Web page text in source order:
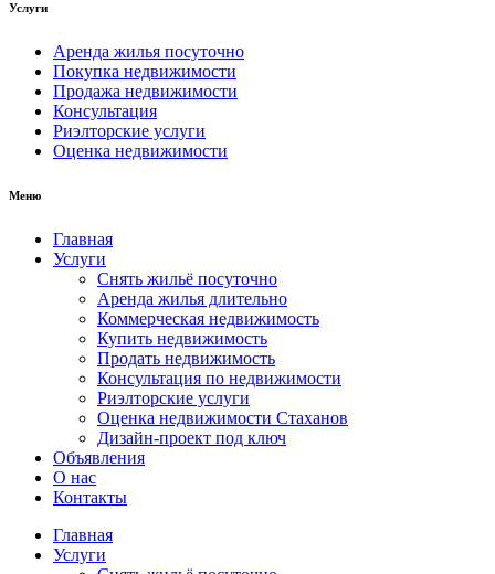
Услуги
Аренда жилья посуточно
Покупка недвижимости
Продажа недвижимости
Консультация
Риэлторские услуги
Оценка недвижимости
Меню
Главная
Услуги
Снять жильё посуточно
Аренда жилья длительно
Коммерческая недвижимость
Купить недвижимость
Продать недвижимость
Консультация по недвижимости
Риэлторские услуги
Оценка недвижимости Стаханов
Дизайн-проект под ключ
Объявления
О нас
Контакты
Главная
Услуги